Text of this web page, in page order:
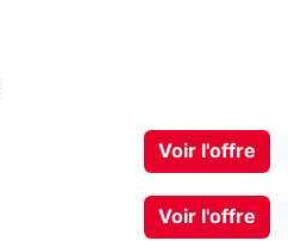
Voir l'offre
Voir l'offre